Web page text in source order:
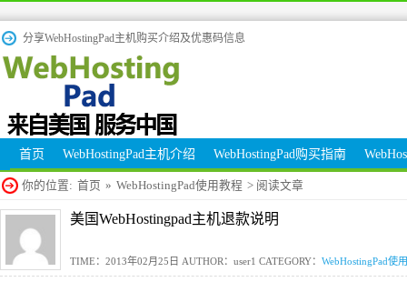
分享WebHostingPad主机购买介绍及优惠码信息
首页 WebHostingPad主机介绍 WebHostingPad购买指南
你的位置: 首页 » WebHostingPad使用教程 > 阅读文章
美国WebHostingpad主机退款说明
TIME：2013年02月25日 AUTHOR：user1 CATEGORY： WebHostingPad使